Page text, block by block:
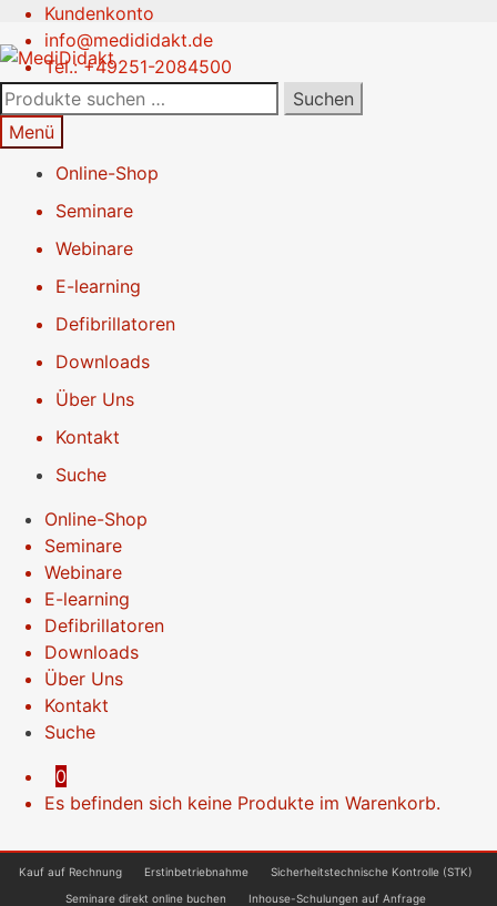
Kundenkonto
info@medididakt.de
Tel.: +49251-2084500
Zur
Navigation
springen
Springe
zum
Inhalt
Suchen
nach:
Suchen
Menü
Online-Shop
Seminare
Webinare
E-learning
Defibrillatoren
Downloads
Über Uns
Kontakt
Suche
Online-Shop
Seminare
Webinare
E-learning
Defibrillatoren
Downloads
Über Uns
Kontakt
Suche
0
Es befinden sich keine Produkte im Warenkorb.
Kauf auf Rechnung Erstinbetriebnahme
Sicherheitstechnische Kontrolle (STK)
Seminare direkt online buchen
Inhouse-Schulungen auf Anfrage